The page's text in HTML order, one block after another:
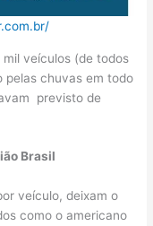
veículos (de todos
pelas chuvas em todo
previsto de
Brasil
veículo, deixam o
como o americano